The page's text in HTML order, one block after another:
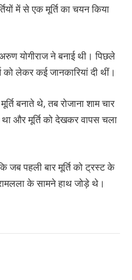
में से एक मूर्ति का चयन किया
अरुण योगीराज ने बनाई थी। पिछले
को लेकर कई जानकारियां दी थीं।
बनाते थे, तब रोजाना शाम चार
और मूर्ति को देखकर वापस चला
जब पहली बार मूर्ति को ट्रस्ट के
के सामने हाथ जोड़े थे।